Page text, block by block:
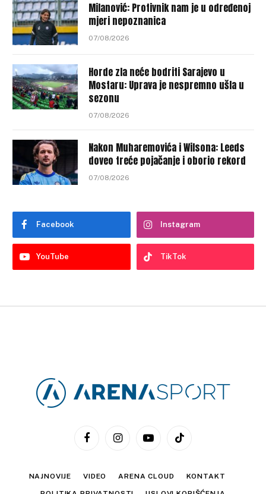
Milanović: Protivnik nam je u određenoj
mjeri nepoznanica
07/08/2026
Horde zla neće bodriti Sarajevo u
Mostaru: Uprava je nespremno ušla u
sezonu
07/08/2026
Nakon Muharemovića i Wilsona: Leeds
doveo treće pojačanje i oborio rekord
07/08/2026
Facebook Instagram
YouTube TikTok
FacebookInstagramYouTubeTikTok
NAJNOVIJE VIDEO ARENA CLOUD KONTAKT